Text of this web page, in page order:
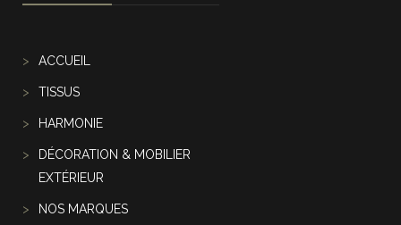
ACCUEIL
TISSUS
HARMONIE
DÉCORATION & MOBILIER
EXTÉRIEUR
NOS MARQUES